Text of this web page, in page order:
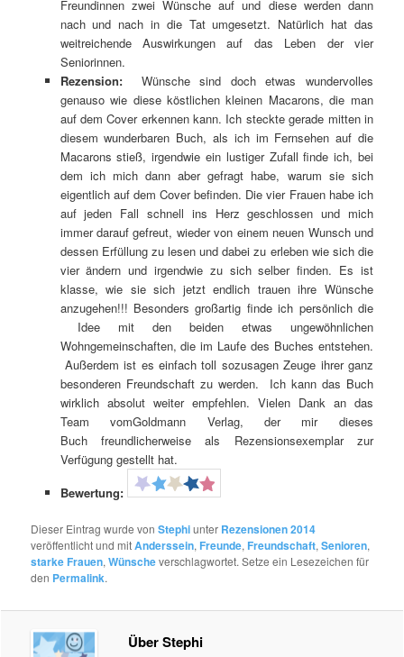
Freundinnen zwei Wünsche auf und diese werden dann
nach und nach in die Tat umgesetzt. Natürlich hat das
weitreichende Auswirkungen auf das Leben der vier
Seniorinnen.
Rezension:
Wünsche sind doch etwas wundervolles
genauso wie diese köstlichen kleinen Macarons, die man
auf dem Cover erkennen kann. Ich steckte gerade mitten in
diesem wunderbaren Buch, als ich im Fernsehen auf die
Macarons stieß, irgendwie ein lustiger Zufall finde ich, bei
dem ich mich dann aber gefragt habe, warum sie sich
eigentlich auf dem Cover befinden. Die vier Frauen habe ich
auf jeden Fall schnell ins Herz geschlossen und mich
immer darauf gefreut, wieder von einem neuen Wunsch und
dessen Erfüllung zu lesen und dabei zu erleben wie sich die
vier ändern und irgendwie zu sich selber finden. Es ist
klasse, wie sie sich jetzt endlich trauen ihre Wünsche
anzugehen!!! Besonders großartig finde ich persönlich die
Idee mit den beiden etwas ungewöhnlichen
Wohngemeinschaften, die im Laufe des Buches entstehen.
Außerdem ist es einfach toll sozusagen Zeuge ihrer ganz
besonderen Freundschaft zu werden. Ich kann das Buch
wirklich absolut weiter empfehlen. Vielen Dank an das
Team vomGoldmann Verlag, der mir dieses
Buch freundlicherweise als Rezensionsexemplar zur
Verfügung gestellt hat.
Bewertung:
Dieser Eintrag wurde vonStephiunter Rezensionen 2014
veröffentlicht und mitAnderssein, Freunde, Freundschaft,Senioren,
starke Frauen,Wünscheverschlagwortet. Setze ein Lesezeichen für
den Permalink.
Über Stephi